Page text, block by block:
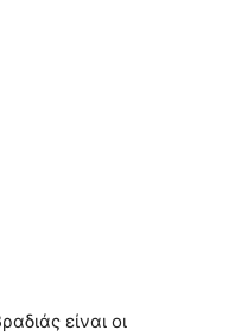
είναι οι